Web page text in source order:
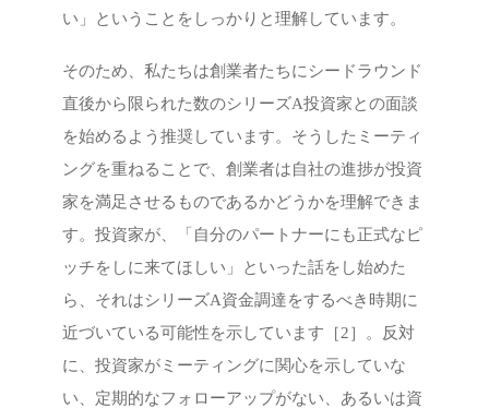
い」ということをしっかりと理解しています。
そのため、私たちは創業者たちにシードラウンド
直後から限られた数のシリーズA投資家との面談
を始めるよう推奨しています。そうしたミーティ
ングを重ねることで、創業者は自社の進捗が投資
家を満足させるものであるかどうかを理解できま
す。投資家が、「自分のパートナーにも正式なピ
ッチをしに来てほしい」といった話をし始めた
ら、それはシリーズA資金調達をするべき時期に
近づいている可能性を示しています［2］。反対
に、投資家がミーティングに関心を示していな
い、定期的なフォローアップがない、あるいは資